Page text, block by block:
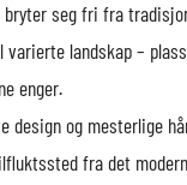
bryter seg fri fra
landskap –
enger.
design og mesterlige
fra det